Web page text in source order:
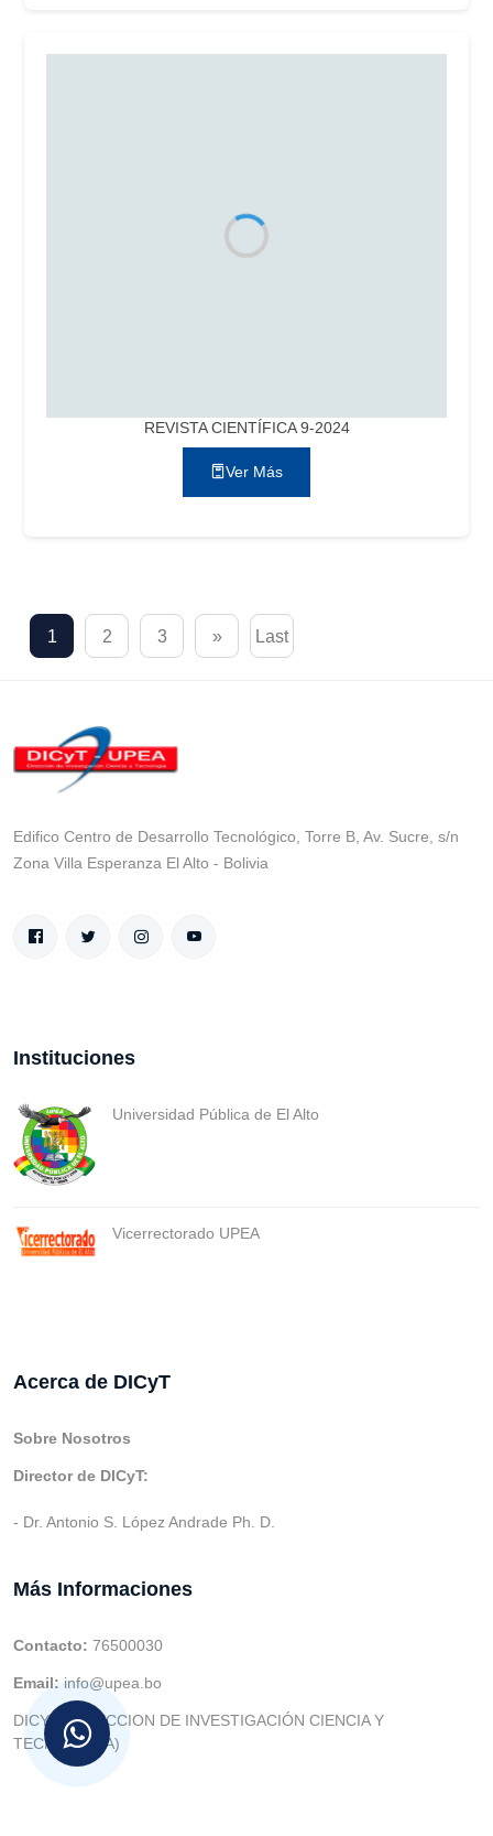
REVISTA CIENTÍFICA 9-2024
Ver Más
1 2 3 » Last
Edifico Centro de Desarrollo Tecnológico, Torre B, Av. Sucre, s/n
Zona Villa Esperanza El Alto - Bolivia
Instituciones
Universidad Pública de El Alto
Vicerrectorado UPEA
Acerca de DICyT
Sobre Nosotros
Director de DICyT:
- Dr. Antonio S. López Andrade Ph. D.
Más Informaciones
Contacto: 76500030
Email: info@upea.bo
DICYT (DIRECCION DE INVESTIGACIÓN CIENCIA Y
TECNOLOGIA)